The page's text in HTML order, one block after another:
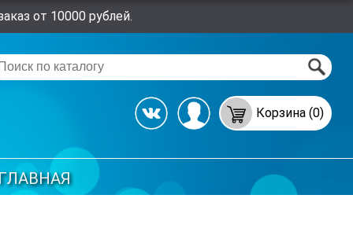
от 10000 рублей.
Корзина (0)
ГЛАВНАЯ